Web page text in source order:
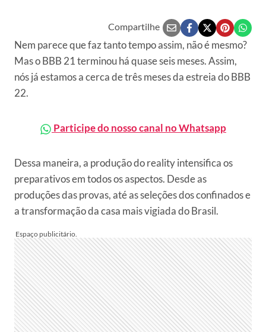
Compartilhe
Nem parece que faz tanto tempo assim, não é mesmo?
Mas o BBB 21 terminou há quase seis meses. Assim,
nós já estamos a cerca de três meses da estreia do BBB
22.
Participe do nosso canal no Whatsapp
Dessa maneira, a produção do reality intensifica os
preparativos em todos os aspectos. Desde as
produções das provas, até as seleções dos confinados e
a transformação da casa mais vigiada do Brasil.